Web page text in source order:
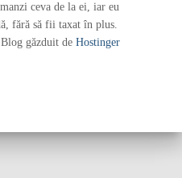
ceva de la ei, iar eu
fără să fii taxat în plus.
Blog găzduit de Hostinger